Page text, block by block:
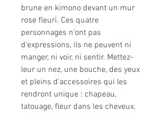
brune en kimono devant un mur
rose fleuri. Ces quatre
personnages n'ont pas
d'expressions, ils ne peuvent ni
manger, ni voir, ni sentir. Mettez-
leur un nez, une bouche, des yeux
et pleins d'accessoires qui les
rendront unique : chapeau,
tatouage, fleur dans les cheveux,